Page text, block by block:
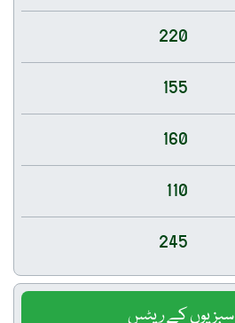
220
155
160
110
245
سبزیوں کے ریٹس